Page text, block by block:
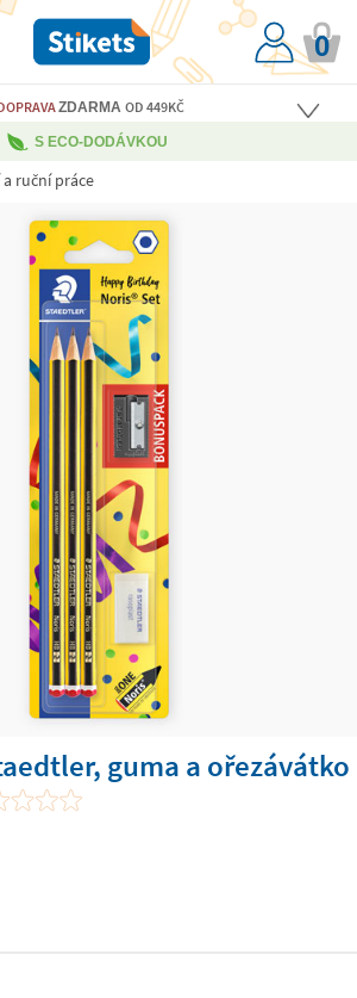
0
ZDARMAOD 449KČ
S ECO-DODÁVKOU
ruční práce
guma a ořezávátko